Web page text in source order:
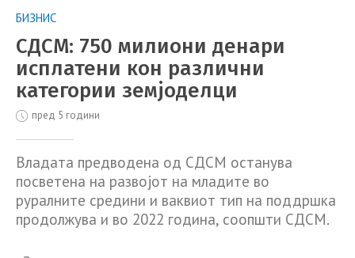
БИЗНИС
СДСМ: 750 милиони денари
исплатени кон различни
категории земјоделци
пред 5 години
Владата предводена од СДСМ останува
посветена на развојот на младите во
руралните средини и ваквиот тип на поддршка
продолжува и во 2022 година, соопшти СДСМ.